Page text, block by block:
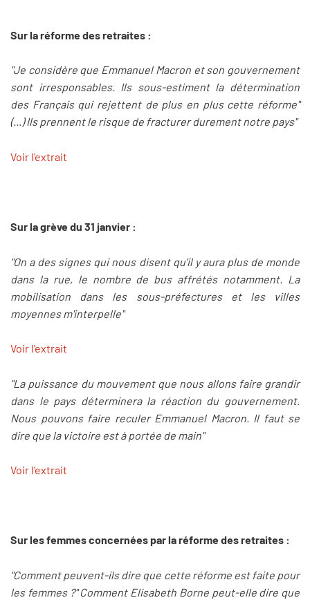
Sur la réforme des retraites :
"Je considère que Emmanuel Macron et son gouvernement
sont irresponsables. Ils sous-estiment la détermination
des Français qui rejettent de plus en plus cette réforme"
(...) Ils prennent le risque de fracturer durement notre pays"
Voir l'extrait
Sur la grève du 31 janvier :
"On a des signes qui nous disent qu'il y aura plus de monde
dans la rue, le nombre de bus affrétés notamment. La
mobilisation dans les sous-préfectures et les villes
moyennes m'interpelle"
Voir l'extrait
"La puissance du mouvement que nous allons faire grandir
dans le pays déterminera la réaction du gouvernement.
Nous pouvons faire reculer Emmanuel Macron. Il faut se
dire que la victoire est à portée de main"
Voir l'extrait
Sur les femmes concernées par la réforme des retraites :
"Comment peuvent-ils dire que cette réforme est faite pour
les femmes ?" Comment Elisabeth Borne peut-elle dire que